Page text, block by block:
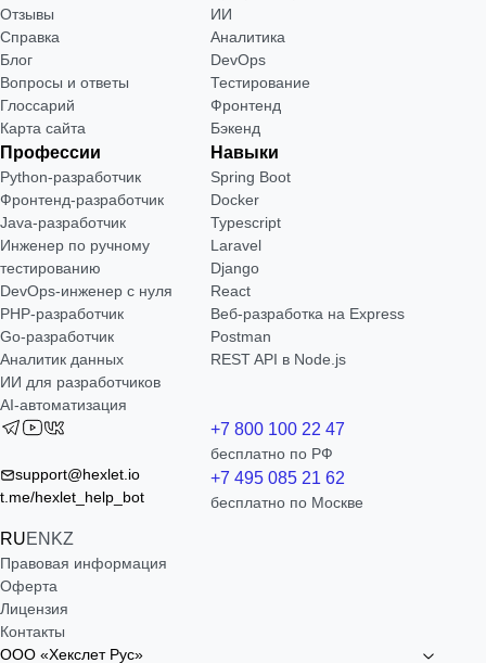
Отзывы
Справка
Блог
Вопросы и ответы
Глоссарий
Карта сайта
ИИ
Аналитика
DevOps
Тестирование
Фронтенд
Бэкенд
Профессии
Python-разработчик
Фронтенд-разработчик
Java-разработчик
Инженер по ручному
тестированию
DevOps-инженер с нуля
РНР-разработчик
Go-разработчик
Аналитик данных
ИИ для разработчиков
AI-автоматизация
Навыки
Spring Boot
Docker
Typescript
Laravel
Django
React
Веб-разработка на Express
Postman
REST API в Node.js
support@hexlet.io
t.me/hexlet_help_bot
RUEN KZ
+7 800 100 22 47
бесплатно по РФ
+7 495 085 21 62
бесплатно по Москве
Правовая информация
Оферта
Лицензия
Контакты
ООО «Хекслет Рус»